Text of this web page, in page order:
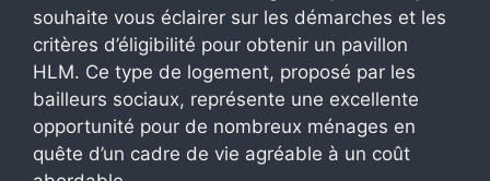
souhaite vous éclairer sur les démarches et les
critères d’éligibilité pour obtenir un pavillon
HLM. Ce type de logement, proposé par les
bailleurs sociaux, représente une excellente
opportunité pour de nombreux ménages en
quête d’un cadre de vie agréable à un coût